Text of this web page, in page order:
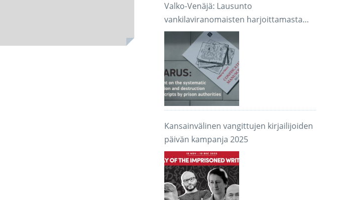
Valko-Venäjä: Lausunto
vankilaviranomaisten harjoittamasta
järjestelmällisestä käsikirjoitusten
takavarikoinnista ja tuhoamisesta
Kansainvälinen vangittujen kirjailijoiden
päivän kampanja 2025